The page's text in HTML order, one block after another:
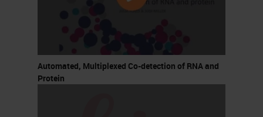
Automated, Multiplexed Co-detection of RNA and
Protein